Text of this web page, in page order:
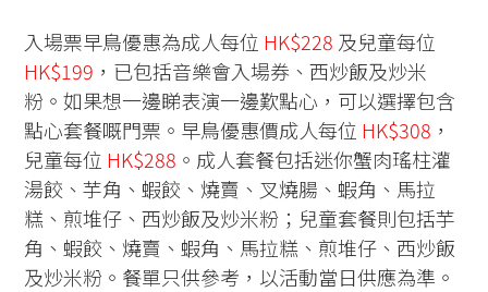
入場票早鳥優惠為成人每位 HK$228 及兒童每位
HK$199 ，已包括音樂會入場券、西炒飯及炒米
粉。如果想一邊睇表演一邊歎點心，可以選擇包含
點心套餐嘅門票。早鳥優惠價成人每位 HK$308 ，
兒童每位 HK$288 。成人套餐包括迷你蟹肉瑤柱灌
湯餃、芋角、蝦餃、燒賣、叉燒腸、蝦角、馬拉
糕、煎堆仔、西炒飯及炒米粉；兒童套餐則包括芋
角、蝦餃、燒賣、蝦角、馬拉糕、煎堆仔、西炒飯
及炒米粉。餐單只供參考，以活動當日供應為準。